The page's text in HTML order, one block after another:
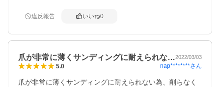
違反報告 いいね0
爪が非常に薄くサンディングに耐えられな…2022/03/03
5.0 nap********さん
爪が非常に薄くサンディングに耐えられない為、削らなく